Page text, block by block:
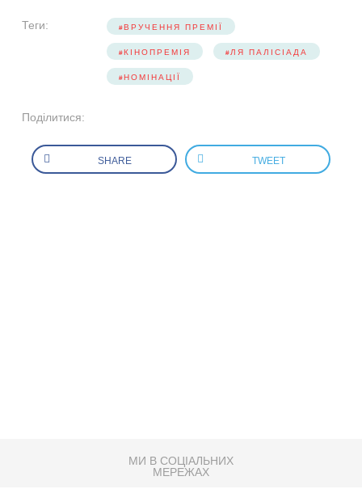
Теги: ВРУЧЕННЯ ПРЕМІЇ
КІНОПРЕМІЯ ЛЯ ПАЛІСІАДА
НОМІНАЦІЇ
Поділитися:
SHARE TWEET
МИ В СОЦІАЛЬНИХ
МЕРЕЖАХ